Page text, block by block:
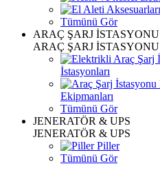
Tümünü Gör
ARAÇ ŞARJ İSTASYONU
ARAÇ ŞARJ İSTASYONU
İstasyonları
Ekipmanları
Tümünü Gör
JENERATÖR & UPS
JENERATÖR & UPS
Piller
Tümünü Gör